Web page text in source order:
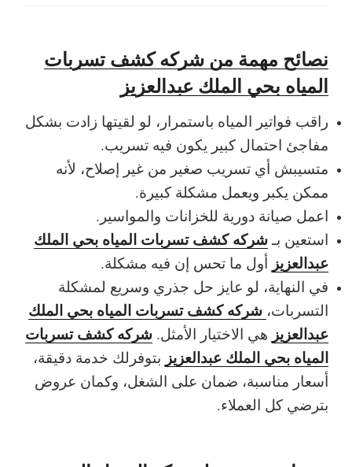
نصائح مهمة من شركه كشف تسربات
المياه بحي الملك عبدالعزيز
راقب فواتير المياه باستمرار، لو لقيتها زادت بشكل
مفاجئ احتمال كبير يكون فيه تسريب.
متسيبش أي تسريب صغير من غير إصلاح، لأنه
ممكن يكبر ويعمل مشكلة كبيرة.
اعمل صيانة دورية للخزانات والمواسير.
استعين بـ شركه كشف تسربات المياه بحي الملك
عبدالعزيز أول ما تحس إن فيه مشكلة.
في النهاية، لو عايز حل جذري وسريع لمشكلة
التسربات، شركه كشف تسربات المياه بحي الملك
عبدالعزيز هي الاختيار الأمثل. شركه كشف تسربات
المياه بحي الملك عبدالعزيز بتوفرلك خدمة دقيقة،
أسعار مناسبة، ضمان على الشغل، وكمان عروض
بترضي كل العملاء.